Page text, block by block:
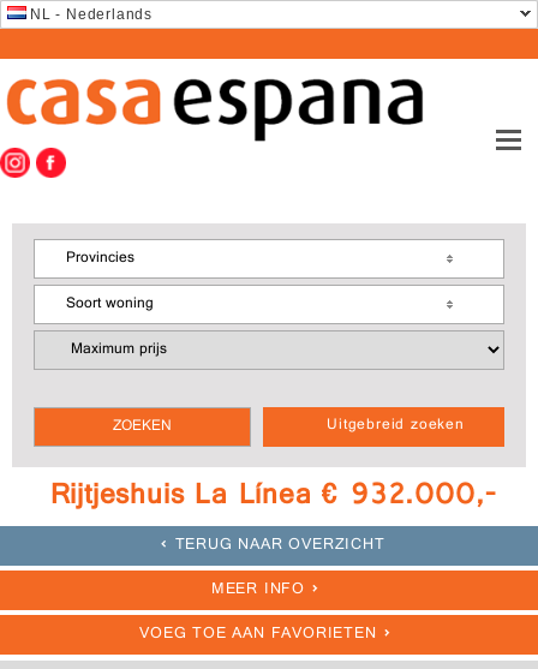
NL - Nederlands
Uitgebreid zoeken
Provincies
Soort woning
Rijtjeshuis La Línea € 932.000,-
TERUG NAAR OVERZICHT
MEER INFO
VOEG TOE AAN FAVORIETEN